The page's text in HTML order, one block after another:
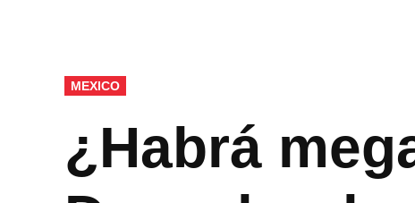
PUBLICADO
EN
MEXICO
¿Habrá